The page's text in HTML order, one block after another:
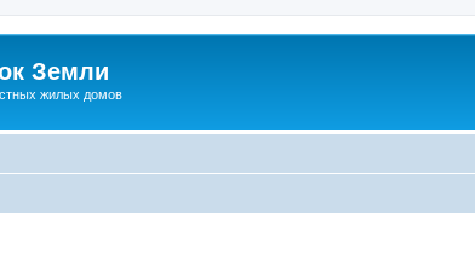
Земли
жилых домов